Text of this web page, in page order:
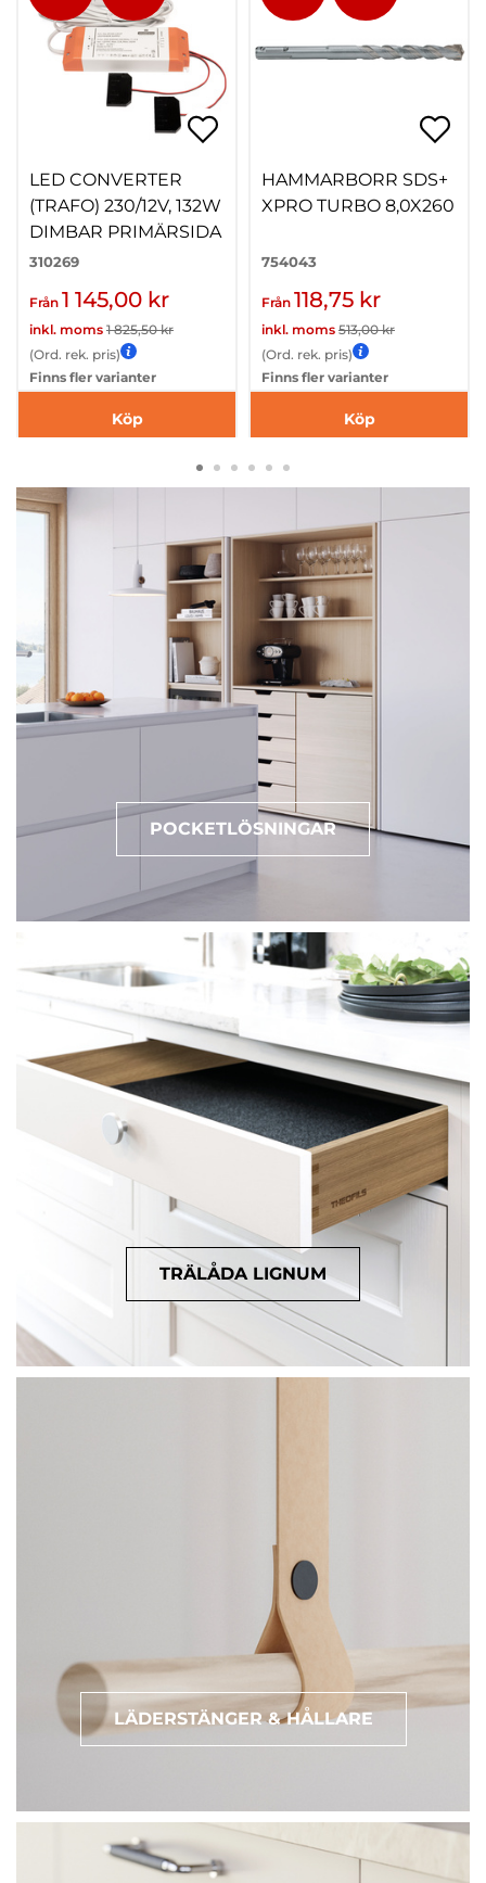
LED CONVERTER
(TRAFO) 230/12V, 132W
DIMBAR PRIMÄRSIDA
310269
Från 1 145,00 kr
inkl. moms 1 825,50 kr
(Ord. rek. pris)
Finns fler varianter
Köp
HAMMARBORR SDS+
XPRO TURBO 8,0X260
754043
Från 118,75 kr
inkl. moms 513,00 kr
(Ord. rek. pris)
Finns fler varianter
Köp
POCKETLÖSNINGAR
TRÄLÅDA LIGNUM
LÄDERSTÄNGER & HÅLLARE